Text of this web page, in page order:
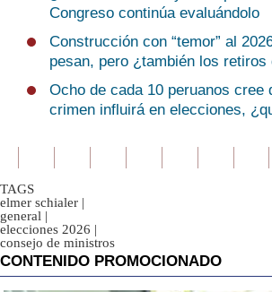
Congreso continúa evaluándolo
Construcción con “temor” al
pesan, pero ¿también los retiros
Ocho de cada 10 peruanos cree
crimen influirá en elecciones,
TAGS
elmer schialer |
general |
elecciones 2026 |
consejo de ministros